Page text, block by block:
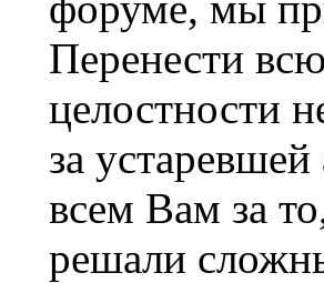
Перенести
целостности
за
всем Вам за
решали